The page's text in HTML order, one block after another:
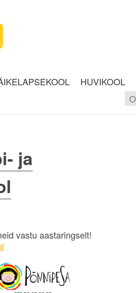
HUVIKOOL
ja
vastu aastaringselt!